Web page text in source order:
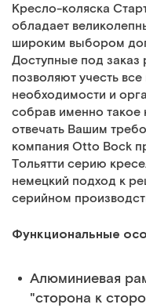
Кресло-коляска
обладает
широким выбором
Доступные под
позволяют учесть
необходимости и
собрав именно такое
отвечать Вашим
компания Otto Bock
Тольятти серию
немецкий подход к
серийном
Функциональные
Алюминиевая
"сторона к